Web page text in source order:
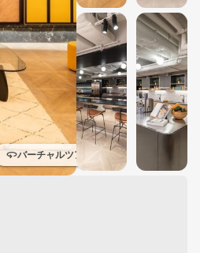
バーチャルツアー